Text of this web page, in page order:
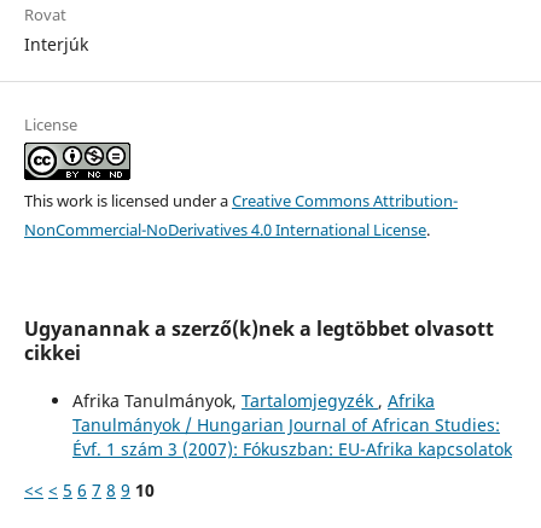
Rovat
Interjúk
License
This work is licensed under aCreative Commons Attribution-
NonCommercial-NoDerivatives 4.0 International License.
Ugyanannak a szerző(k)nek a legtöbbet olvasott
cikkei
Afrika Tanulmányok, Tartalomjegyzék , Afrika
Tanulmányok / Hungarian Journal of African Studies:
Évf. 1 szám 3 (2007): Fókuszban: EU-Afrika kapcsolatok
<< < 5 6 7 8 9 10